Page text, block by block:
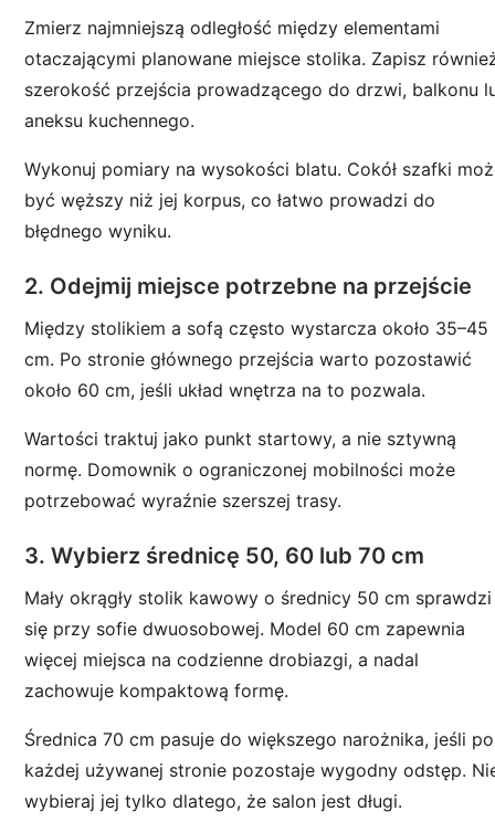
Zmierz najmniejszą odległość między elementami
otaczającymi planowane miejsce stolika. Zapisz
szerokość przejścia prowadzącego do drzwi, balkonu
aneksu kuchennego.
Wykonuj pomiary na wysokości blatu. Cokół szafki
być węższy niż jej korpus, co łatwo prowadzi do
błędnego wyniku.
2. Odejmij miejsce potrzebne na przejście
Między stolikiem a sofą często wystarcza około 35–45
cm. Po stronie głównego przejścia warto pozostawić
około 60 cm, jeśli układ wnętrza na to pozwala.
Wartości traktuj jako punkt startowy, a nie sztywną
normę. Domownik o ograniczonej mobilności może
potrzebować wyraźnie szerszej trasy.
3. Wybierz średnicę 50, 60 lub 70 cm
Mały okrągły stolik kawowy o średnicy 50 cm sprawdzi
się przy sofie dwuosobowej. Model 60 cm zapewnia
więcej miejsca na codzienne drobiazgi, a nadal
zachowuje kompaktową formę.
Średnica 70 cm pasuje do większego narożnika, jeśli po
każdej używanej stronie pozostaje wygodny odstęp.
wybieraj jej tylko dlatego, że salon jest długi.